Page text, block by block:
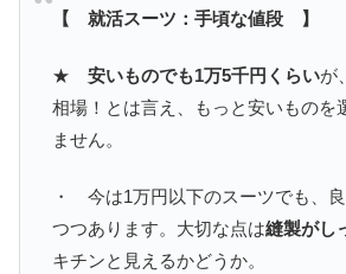
【 就活スーツ：手頃な値段 】
★ 安いものでも1万5千円くらいが
相場！とは言え、もっと安いものを
ません。
・ 今は1万円以下のスーツでも、
つつあります。大切な点は縫製がし
キチンと見えるかどうか。